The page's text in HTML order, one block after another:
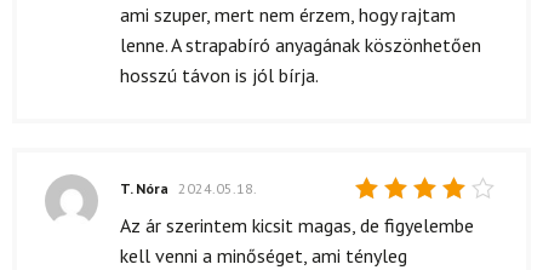
ami szuper, mert nem érzem, hogy rajtam
lenne. A strapabíró anyagának köszönhetően
hosszú távon is jól bírja.
Értékelés:
/ 5
T. Nóra 2024.05.18.
Az ár szerintem kicsit magas, de figyelembe
kell venni a minőséget, ami tényleg